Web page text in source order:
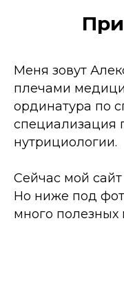
Меня зовут
плечами
ординатура по
специализация
нутрициологии.
Сейчас мой сайт
Но ниже под
много полезных